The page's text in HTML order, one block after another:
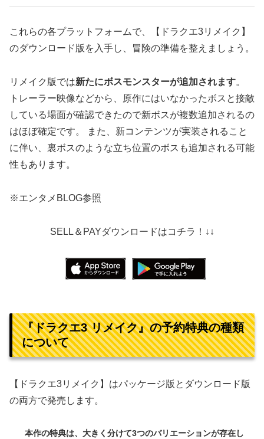
これらの各プラットフォームで、【ドラクエ3リメイク】
のダウンロード版を入手し、冒険の準備を整えましょう。
リメイク版では新たにボスモンスターが追加されます。
トレーラー映像などから、原作にはいなかったボスと接敵
している場面が確認できたので新ボスが複数追加されるの
はほぼ確定です。 また、新コンテンツが実装されること
に伴い、裏ボスのような立ち位置のボスも追加される可能
性もあります。
※エンタメBLOG参照
SELL＆PAYダウンロードはコチラ！↓↓
『ドラクエ3 リメイク』の予約特典の種類
について
【ドラクエ3リメイク】はパッケージ版とダウンロード版
の両方で発売します。
本作の特典は、大きく分けて3つのバリエーションが存在し